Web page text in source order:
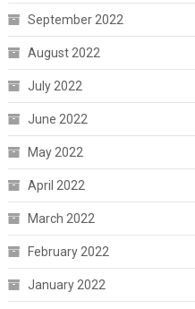
September 2022
August 2022
July 2022
June 2022
May 2022
April 2022
March 2022
February 2022
January 2022